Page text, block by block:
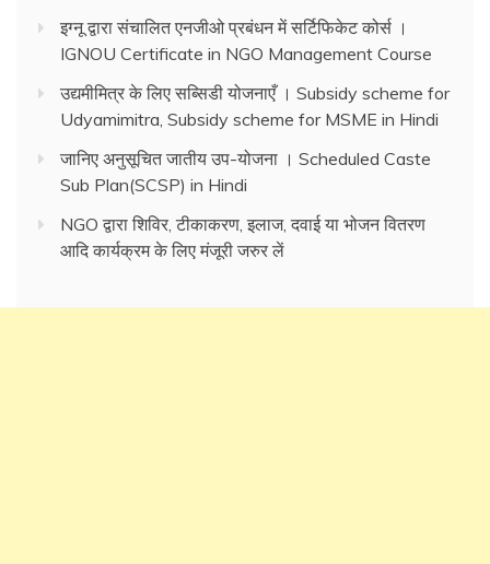
इग्नू द्वारा संचालित एनजीओ प्रबंधन में सर्टिफिकेट कोर्स ।
IGNOU Certificate in NGO Management Course
उद्यमीमित्र के लिए सब्सिडी योजनाएँ । Subsidy scheme for
Udyamimitra, Subsidy scheme for MSME in Hindi
जानिए अनुसूचित जातीय उप-योजना । Scheduled Caste
Sub Plan(SCSP) in Hindi
NGO द्वारा शिविर, टीकाकरण, इलाज, दवाई या भोजन वितरण
आदि कार्यक्रम के लिए मंजूरी जरुर लें